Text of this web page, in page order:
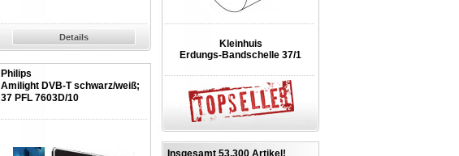
Details
Philips
Amilight DVB-T schwarz/weiß;
37 PFL 7603D/10
Kleinhuis
Erdungs-Bandschelle 37/1
Insgesamt 53.300 Artikel!